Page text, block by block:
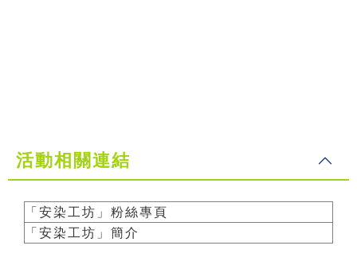
活動相關連結
「安染工坊」粉絲專頁
「安染工坊」簡介